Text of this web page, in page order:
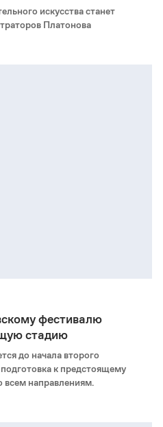
искусства станет
Платонова
фестивалю
стадию
до начала второго
к предстоящему
всем направлениям.